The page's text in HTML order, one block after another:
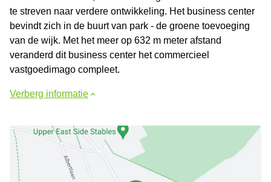
te streven naar verdere ontwikkeling. Het business center
bevindt zich in de buurt van park - de groene toevoeging
van de wijk. Met het meer op 632 m meter afstand
veranderd dit business center het commercieel
vastgoedimago compleet.
Verberg informatie